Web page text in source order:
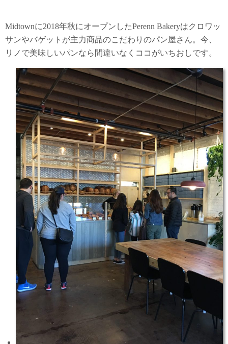
Midtownに2018年秋にオープンしたPerenn Bakeryはクロワッ
サンやバゲットが主力商品のこだわりのパン屋さん。今、
リノで美味しいパンなら間違いなくココがいちおしです。